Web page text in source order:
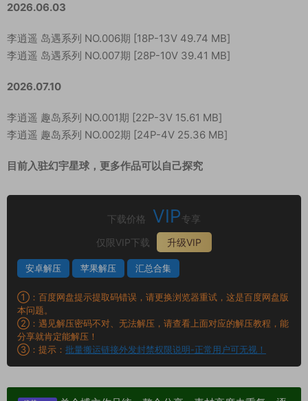
2026.06.03
李逍遥 岛遇系列 NO.006期 [18P-13V 49.74 MB]
李逍遥 岛遇系列 NO.007期 [28P-10V 39.41 MB]
2026.07.10
李逍遥 趣岛系列 NO.001期 [22P-3V 15.61 MB]
李逍遥 趣岛系列 NO.002期 [24P-4V 25.36 MB]
目前入驻幻宇星球，更多作品可以自己探究
下载价格 VIP 专享
仅限VIP下载
升级VIP
安卓解压 苹果解压 汇总合集
①：百度网盘提示提取码错误，请更换浏览器重试，这是百度网盘版
本问题。
②：遇见解压密码不对、无法解压，请查看上面对应的解压教程，能
分享就肯定能解压！
③：提示： 批量搬运链接外发封禁权限说明-正常用户可无视！